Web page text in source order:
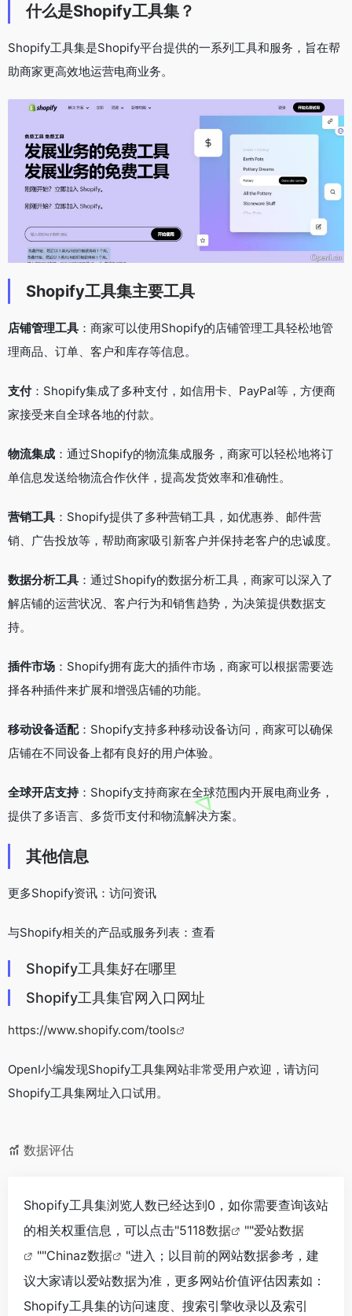
什么是Shopify工具集？
Shopify工具集是Shopify平台提供的一系列工具和服务，旨在帮
助商家更高效地运营电商业务。
Shopify工具集主要工具
店铺管理工具 ：商家可以使用Shopify的店铺管理工具轻松地管
理商品、订单、客户和库存等信息。
支付：Shopify集成了多种支付，如信用卡、PayPal等，方便商
家接受来自全球各地的付款。
物流集成 ：通过Shopify的物流集成服务，商家可以轻松地将订
单信息发送给物流合作伙伴，提高发货效率和准确性。
营销工具 ：Shopify提供了多种营销工具，如优惠券、邮件营
销、广告投放等，帮助商家吸引新客户并保持老客户的忠诚度。
数据分析工具 ：通过Shopify的数据分析工具，商家可以深入了
解店铺的运营状况、客户行为和销售趋势，为决策提供数据支
持。
插件市场 ：Shopify拥有庞大的插件市场，商家可以根据需要选
择各种插件来扩展和增强店铺的功能。
移动设备适配：Shopify支持多种移动设备访问，商家可以确保
店铺在不同设备上都有良好的用户体验。
全球开店支持：Shopify支持商家在全球范围内开展电商业务，
提供了多语言、多货币支付和物流解决方案。
其他信息
更多Shopify资讯：访问资讯
与Shopify相关的产品或服务列表：查看
Shopify工具集好在哪里
Shopify工具集官网入口网址
https://www.shopify.com/tools
OpenI小编发现Shopify工具集网站非常受用户欢迎，请访问
Shopify工具集网址入口试用。
数据评估
Shopify工具集浏览人数已经达到0，如你需要查询该站
的相关权重信息，可以点击"5118数据 ""爱站数据
""Chinaz数据
"进入；以目前的网站数据参考，建
议大家请以爱站数据为准，更多网站价值评估因素如：
Shopify工具集的访问速度、搜索引擎收录以及索引